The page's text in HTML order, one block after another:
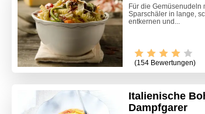
Für die Gemüsenudeln
Sparschäler in lange,
entkernen und...
(154 Bewertungen)
Italienische
Dampfgarer